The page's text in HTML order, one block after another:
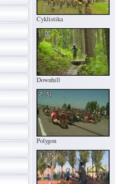
Cyklistika
Downhill
Polygon